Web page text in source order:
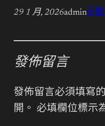
29 1 月, 2026admin分數
發佈留言
發佈留言必須填寫
開。 必填欄位標示